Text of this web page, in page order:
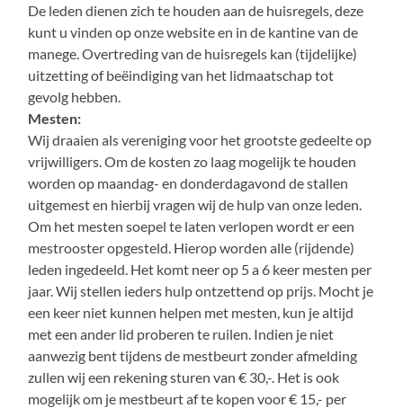
De leden dienen zich te houden aan de huisregels, deze
kunt u vinden op onze website en in de kantine van de
manege. Overtreding van de huisregels kan (tijdelijke)
uitzetting of beëindiging van het lidmaatschap tot
gevolg hebben.
Mesten:
Wij draaien als vereniging voor het grootste gedeelte op
vrijwilligers. Om de kosten zo laag mogelijk te houden
worden op maandag- en donderdagavond de stallen
uitgemest en hierbij vragen wij de hulp van onze leden.
Om het mesten soepel te laten verlopen wordt er een
mestrooster opgesteld. Hierop worden alle (rijdende)
leden ingedeeld. Het komt neer op 5 a 6 keer mesten per
jaar. Wij stellen ieders hulp ontzettend op prijs. Mocht je
een keer niet kunnen helpen met mesten, kun je altijd
met een ander lid proberen te ruilen. Indien je niet
aanwezig bent tijdens de mestbeurt zonder afmelding
zullen wij een rekening sturen van € 30,-. Het is ook
mogelijk om je mestbeurt af te kopen voor € 15,- per